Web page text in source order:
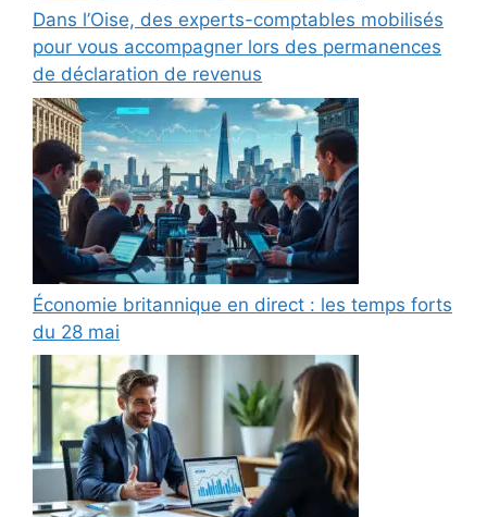
Dans l’Oise, des experts-comptables mobilisés
pour vous accompagner lors des permanences
de déclaration de revenus
Économie britannique en direct : les temps forts
du 28 mai